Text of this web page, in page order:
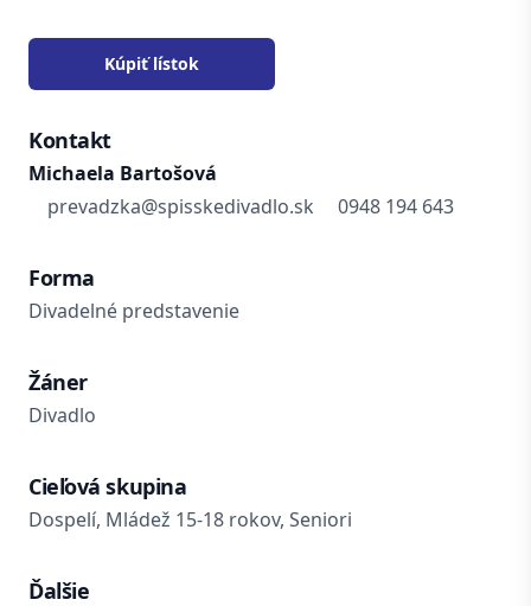
Kúpiť lístok
Kontakt
Michaela Bartošová
prevadzka@spisskedivadlo.sk
0948 194 643
Forma
Divadelné predstavenie
Žáner
Divadlo
Cieľová skupina
Dospelí, Mládež 15-18 rokov, Seniori
Ďalšie